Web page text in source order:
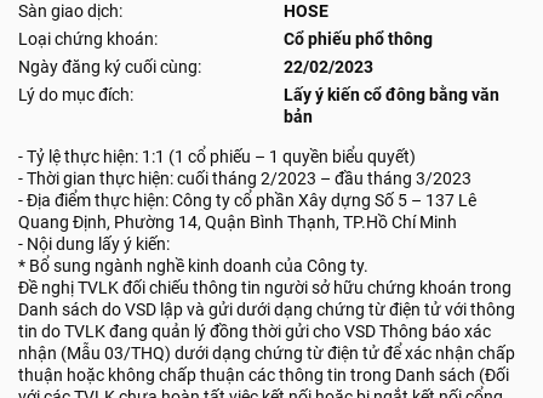
Sàn giao dịch:
HOSE
Loại chứng khoán:
Cổ phiếu phổ thông
Ngày đăng ký cuối cùng:
22/02/2023
Lý do mục đích:
Lấy ý kiến cổ đông bằng văn
bản
- Tỷ lệ thực hiện: 1:1 (1 cổ phiếu – 1 quyền biểu quyết)
- Thời gian thực hiện: cuối tháng 2/2023 – đầu tháng 3/2023
- Địa điểm thực hiện: Công ty cổ phần Xây dựng Số 5 – 137 Lê
Quang Định, Phường 14, Quận Bình Thạnh, TP.Hồ Chí Minh
- Nội dung lấy ý kiến:
* Bổ sung ngành nghề kinh doanh của Công ty.
Đề nghị TVLK đối chiếu thông tin người sở hữu chứng khoán trong
Danh sách do VSD lập và gửi dưới dạng chứng từ điện tử với thông
tin do TVLK đang quản lý đồng thời gửi cho VSD Thông báo xác
nhận (Mẫu 03/THQ) dưới dạng chứng từ điện tử để xác nhận chấp
thuận hoặc không chấp thuận các thông tin trong Danh sách (Đối